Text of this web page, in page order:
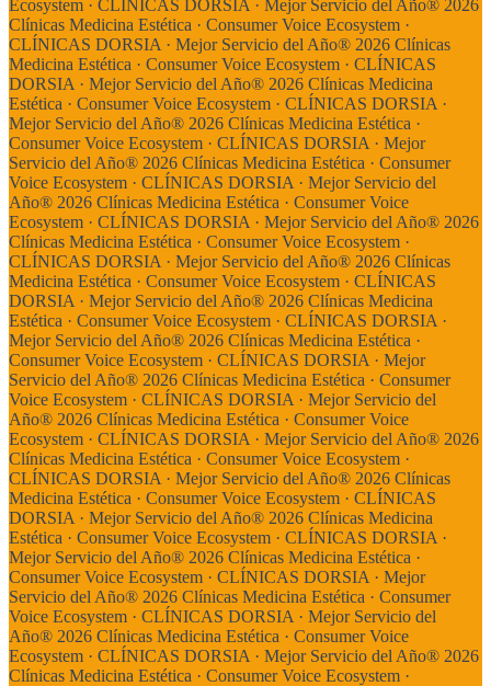
Ecosystem · CLÍNICAS DORSIA · Mejor Servicio del Año® 2026
Clínicas Medicina Estética · Consumer Voice Ecosystem ·
CLÍNICAS DORSIA · Mejor Servicio del Año® 2026 Clínicas
Medicina Estética · Consumer Voice Ecosystem · CLÍNICAS
DORSIA · Mejor Servicio del Año® 2026 Clínicas Medicina
Estética · Consumer Voice Ecosystem · CLÍNICAS DORSIA ·
Mejor Servicio del Año® 2026 Clínicas Medicina Estética ·
Consumer Voice Ecosystem · CLÍNICAS DORSIA · Mejor
Servicio del Año® 2026 Clínicas Medicina Estética · Consumer
Voice Ecosystem · CLÍNICAS DORSIA · Mejor Servicio del
Año® 2026 Clínicas Medicina Estética · Consumer Voice
Ecosystem · CLÍNICAS DORSIA · Mejor Servicio del Año® 2026
Clínicas Medicina Estética · Consumer Voice Ecosystem ·
CLÍNICAS DORSIA · Mejor Servicio del Año® 2026 Clínicas
Medicina Estética · Consumer Voice Ecosystem · CLÍNICAS
DORSIA · Mejor Servicio del Año® 2026 Clínicas Medicina
Estética · Consumer Voice Ecosystem · CLÍNICAS DORSIA ·
Mejor Servicio del Año® 2026 Clínicas Medicina Estética ·
Consumer Voice Ecosystem · CLÍNICAS DORSIA · Mejor
Servicio del Año® 2026 Clínicas Medicina Estética · Consumer
Voice Ecosystem · CLÍNICAS DORSIA · Mejor Servicio del
Año® 2026 Clínicas Medicina Estética · Consumer Voice
Ecosystem · CLÍNICAS DORSIA · Mejor Servicio del Año® 2026
Clínicas Medicina Estética · Consumer Voice Ecosystem ·
CLÍNICAS DORSIA · Mejor Servicio del Año® 2026 Clínicas
Medicina Estética · Consumer Voice Ecosystem · CLÍNICAS
DORSIA · Mejor Servicio del Año® 2026 Clínicas Medicina
Estética · Consumer Voice Ecosystem · CLÍNICAS DORSIA ·
Mejor Servicio del Año® 2026 Clínicas Medicina Estética ·
Consumer Voice Ecosystem · CLÍNICAS DORSIA · Mejor
Servicio del Año® 2026 Clínicas Medicina Estética · Consumer
Voice Ecosystem · CLÍNICAS DORSIA · Mejor Servicio del
Año® 2026 Clínicas Medicina Estética · Consumer Voice
Ecosystem · CLÍNICAS DORSIA · Mejor Servicio del Año® 2026
Clínicas Medicina Estética · Consumer Voice Ecosystem ·